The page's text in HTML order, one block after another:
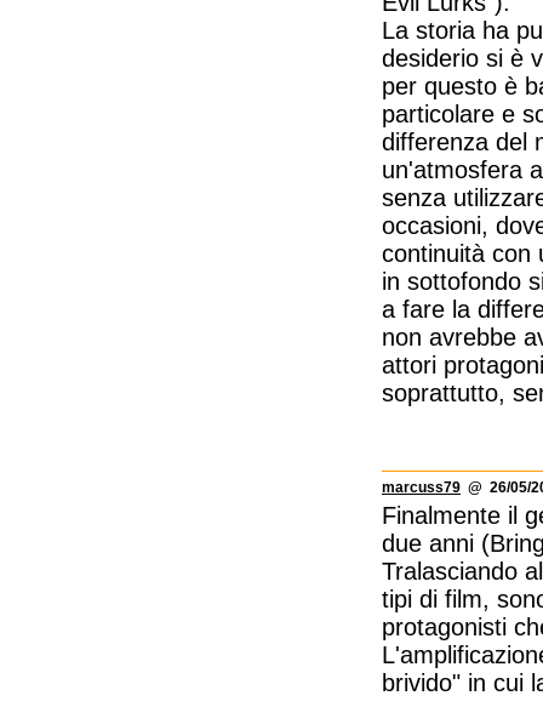
La storia ha
desiderio si è
per questo è
particolare e
differenza del
un'atmosfera
senza
occasioni,
continuità con
in sottofondo
a fare la
non avrebbe
attori
soprattutto,
marcuss79 @ 26/05/
Finalmente il
due anni
Tralasciando
tipi di film,
protagonisti
brivido" in cui